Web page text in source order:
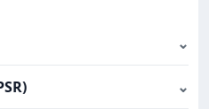
⌄
⌄